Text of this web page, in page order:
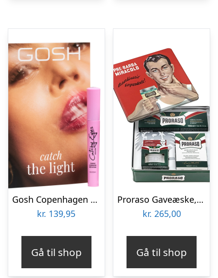
Gosh Copenhagen – Catch The Light Gift Box
kr. 139,95
Gå til shop
Proraso Gaveæske, Vintage Selection Gino, Refresh
kr. 265,00
Gå til shop